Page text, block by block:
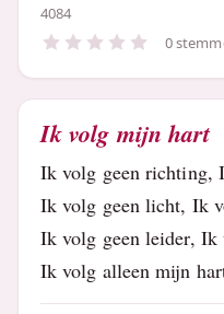
4084
0
Ik volg mijn hart
Ik volg geen richting,
Ik volg geen licht, Ik
Ik volg geen leider, Ik
Ik volg alleen mijn